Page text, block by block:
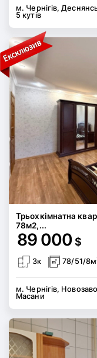
м. Чернігів,
5 кутів
Трьохкімнатна
78м2,...
89 000 $
3к 78/51/8м
м. Чернігів,
Масани